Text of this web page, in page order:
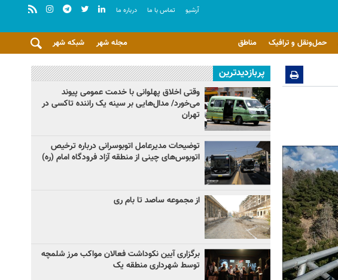
آرشيو تماس با ما درباره ما
حمل‌ونقل و ترافیک مناطق شبکه شهر مجله شهر
پربازدیدترین
وقتی اخلاق پهلوانی با خدمت عمومی پیوند
می‌خورد/ مدال‌هایی بر سینه یک راننده تاکسی در
تهران
توضیحات مدیرعامل اتوبوسرانی درباره ترخیص
اتوبوس‌های چینی از منطقه آزاد فرودگاه امام (ره)
از مجموعه ساصد تا بام ری
برگزاری آیین نکوداشت فعالان مواکب مرز شلمچه
توسط شهرداری منطقه یک